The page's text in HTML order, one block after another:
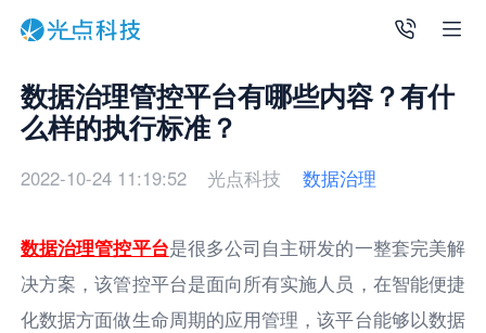
数据治理管控平台有哪些内容？有什
么样的执行标准？
2022-10-24 11:19:52 光点科技 数据治理
数据治理管控平台是很多公司自主研发的一整套完美解
决方案，该管控平台是面向所有实施人员，在智能便捷
化数据方面做生命周期的应用管理，该平台能够以数据